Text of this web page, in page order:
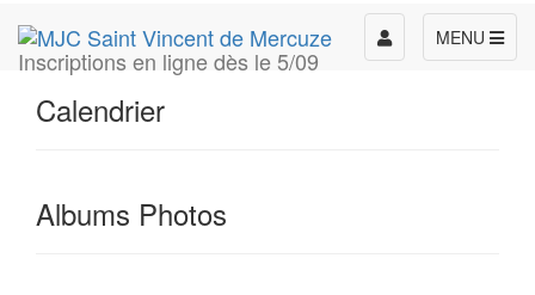
Inscriptions en ligne dès le 5/09
MENU
Toggle
navigation
Calendrier
Albums Photos